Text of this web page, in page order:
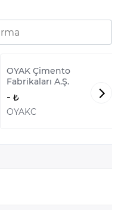
OYAK Çimento
Fabrikaları A.Ş.
-
OYAKC